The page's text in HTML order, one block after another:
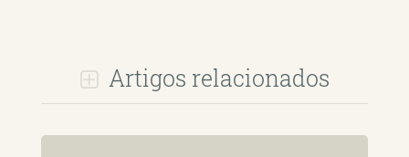
Artigos relacionados